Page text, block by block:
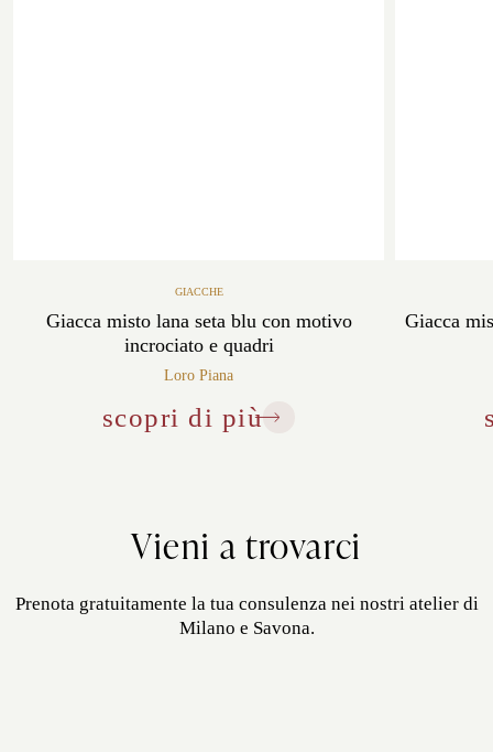
GIACCHE
Giacca misto lana seta blu con motivo
incrociato e quadri
Loro Piana
scopri di più
Giacca
Vieni a trovarci
Prenota gratuitamente la tua consulenza nei nostri atelier di
Milano e Savona.